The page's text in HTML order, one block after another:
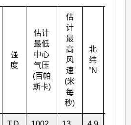
强
度
估计
最低
中心
气压
(百帕
斯卡)
估
计
最
高
风
速
(米
每
秒)
北
纬
°N